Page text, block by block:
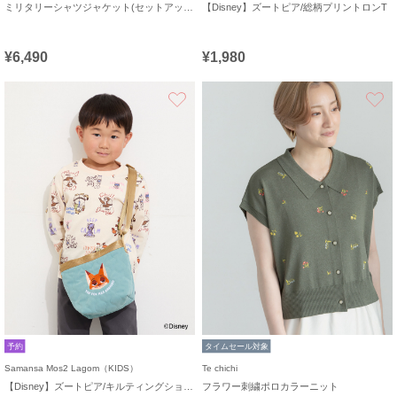
¥6,490
【Disney】ズートピア/総柄プリントロンT
¥1,980
予約
Samansa Mos2 Lagom（KIDS）
タイムセール対象
Te chichi
フラワー刺繍ポロカラーニット